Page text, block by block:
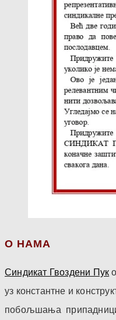
О НАМА
Синдикат Гвоздени Пук
уз константне и
побољшања